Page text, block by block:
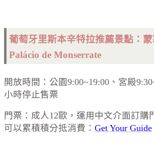
葡萄牙里斯本辛特拉推薦景點：
Palácio de Monserrate
開放時間：公園9:00~19:00、宮殿
小時停止售票
門票：成人12歐，運用中文介面訂購
可以累積積分抵消費： Get Your Guide